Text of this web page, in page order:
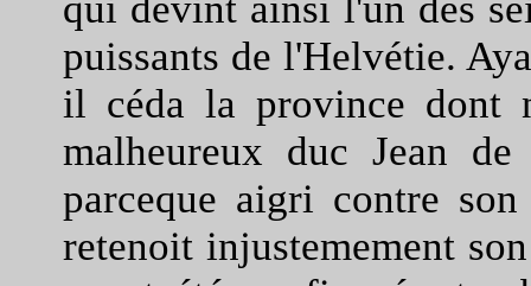
puissants de l'Helvétie.
il céda la province dont
malheureux duc Jean
parceque aigri contre
retenoit injustemement